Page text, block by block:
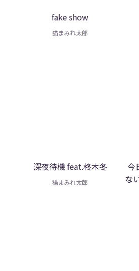
fake show
猫まみれ太郎
深夜待機 feat.柊木冬
猫まみれ太郎
今
な